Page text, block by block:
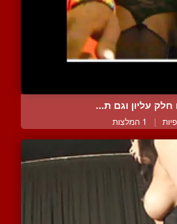
עליון וגם ת...
| 1 המלצות